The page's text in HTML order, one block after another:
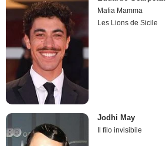
Mafia Mamma
Les Lions de Sicile
Jodhi May
Il filo invisibile